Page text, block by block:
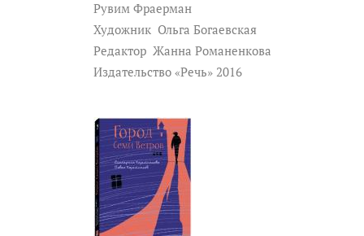
Рувим Фраерман
Художник Ольга Богаевская
Редактор Жанна Романенкова
Издательство «Речь» 2016